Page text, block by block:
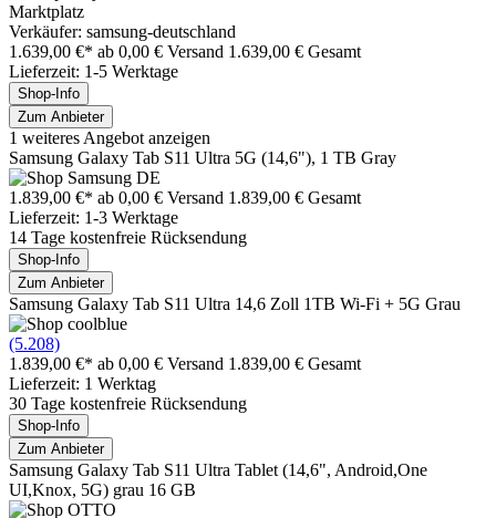
Marktplatz
Verkäufer: samsung-deutschland
1.639,00 €* ab 0,00 € Versand 1.639,00 € Gesamt
Lieferzeit: 1-5 Werktage
Shop-Info
Zum Anbieter
1 weiteres Angebot anzeigen
Samsung Galaxy Tab S11 Ultra 5G (14,6"), 1 TB Gray
1.839,00 €* ab 0,00 € Versand 1.839,00 € Gesamt
Lieferzeit: 1-3 Werktage
14 Tage kostenfreie Rücksendung
Shop-Info
Zum Anbieter
Samsung Galaxy Tab S11 Ultra 14,6 Zoll 1TB Wi-Fi + 5G Grau
(5.208)
1.839,00 €* ab 0,00 € Versand 1.839,00 € Gesamt
Lieferzeit: 1 Werktag
30 Tage kostenfreie Rücksendung
Shop-Info
Zum Anbieter
Samsung Galaxy Tab S11 Ultra Tablet (14,6", Android,One
UI,Knox, 5G) grau 16 GB